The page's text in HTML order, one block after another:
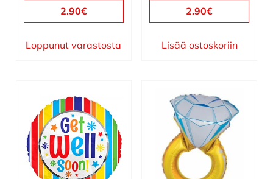
2.90€
Loppunut varastosta
2.90€
Lisää ostoskoriin